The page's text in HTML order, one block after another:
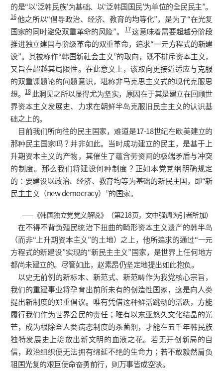
的是“以‘泛韩民族’为基础、以‘泛韩国国民’为单位的全民民主”。
16他之所以“倡导政治、经济、教育的均等化”，是为了“在光复
国家的同时避免双重革命的风险”。17这意味着需要超越分阶段
推进独立建国与阶级革命的双重革命，追求“一元方程式的新建
设”。其被称作“韩国新社会主义”的取向，既不排斥资本主义，
又旨在超越其局限性。在此意义上，该取向更接近适应与克服
的双重课题论的问题意识，堪称非马克思主义式的现代克服思
想。18此洞见之所以显得尤为坚实，原因在于其是建立在回顾世
界资本主义发展史、力求在朝鲜半岛克服旧民主主义的认识基
础之上的。
目前我们所向往的民主国家，难道是17-18世纪在欧美建立的
那种民主国家吗？并非如此。当时成功建立的民主，是基于上
升期资本主义的产物，其催生了蕴含劳资间的极端矛盾与冲突
的制度。那么我们将建设何种制度？正如本党党纲明确规定
的：要建设以政治、经济、教育均等为基础的新民主国，即“新
民主主义（new democracy）”的国家。
——《韩国独立党党义解说》（第218页，文中强调为引者所加）
在不得不背负殖民统治下扭曲的畸形资本主义遗产的韩半岛
（而非“上升期资本主义”的土地）之上，他所追求的通过“一元
方程式的新建设”实现的“新民主主义”国家，是世界上任何地方
都尚未建立的。尽管如此，赵素昂仍坚定地提出如此抱负。
以史无前例的新标本、新范式、新范畴作为我党核心宗旨，
我们的重建事业将孕育出前所未有的创造性国家，这是向人类
提出新制度的郑重倡议。唯有凭借这种鲜活跳动的活跃，方能
履行我们作为世界公民的责任；唯有以东亚悠久文化结晶的光
芒，成为根除全人类病态制度的杀菌剂，才能在五千年韩民族
独特发展史上绽放出新文明的血液之花。若无开创新局的自
信，政治组织便无法拥有绵延不绝的生命力；若不敢毅然肩负
祖国光复的艰巨使命奋勇前行，则万事皆成空谈。